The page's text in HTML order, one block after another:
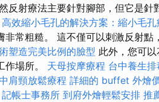
反射療法主要針對腳部，但它是針
高效縮小毛孔的解決方案：縮小毛孔
非常粗糙。 這不僅可以刺激反射
塑造完美比例的臉型 此外，您可
作場所。 天母按摩療程 台中養生排
肩頸放鬆療程 詳細的 buffet 外燴
記帳士事務所 到府外燴輕鬆安排 推